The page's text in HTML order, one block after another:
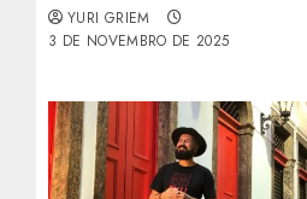
YURI GRIEM
3 DE NOVEMBRO DE 2025